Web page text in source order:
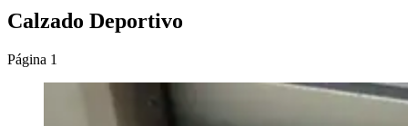
Calzado Deportivo
Página 1